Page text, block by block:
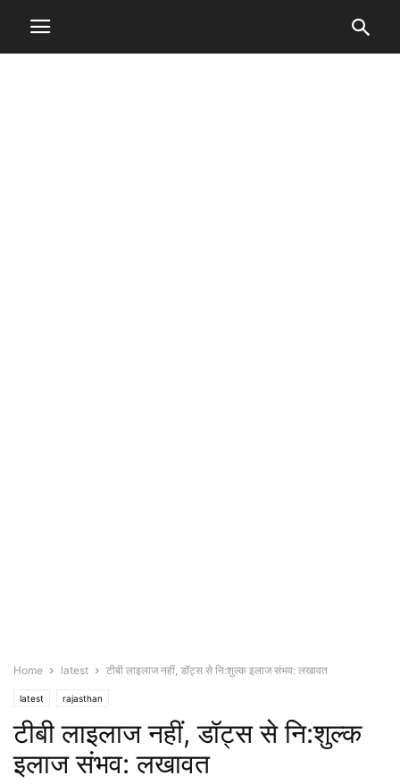
Home latest टीबी लाइलाज नहीं, डॉट्स से नि:शुल्क इलाज संभव: लखावत
latest rajasthan
टीबी लाइलाज नहीं, डॉट्स से नि:शुल्क
इलाज संभव: लखावत